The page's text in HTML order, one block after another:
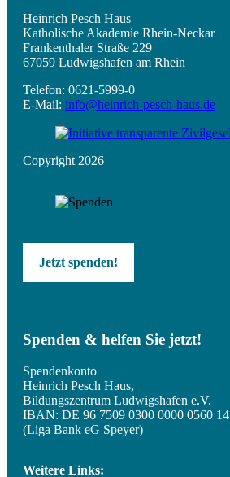
Heinrich Pesch Haus
Katholische Akademie Rhein-Neckar
Frankenthaler Straße 229
67059 Ludwigshafen am Rhein
Telefon: 0621-5999-0
E-Mail: info@heinrich-pesch-haus.de
Copyright 2026
Jetzt spenden!
Spenden & helfen Sie jetzt!
Spendenkonto
Heinrich Pesch Haus,
Bildungszentrum Ludwigshafen e.V.
IBAN: DE 96 7509 0300 0000 0560 14
(Liga Bank eG Speyer)
Weitere Links: